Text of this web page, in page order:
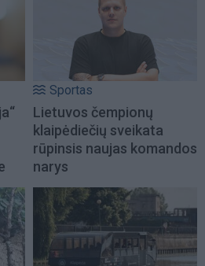
Sportas
Lietuvos čempionų
klaipėdiečių sveikata
rūpinsis naujas komandos
narys